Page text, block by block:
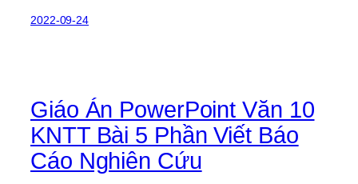
2022-09-24
Giáo Án PowerPoint Văn 10
KNTT Bài 5 Phần Viết Báo
Cáo Nghiên Cứu